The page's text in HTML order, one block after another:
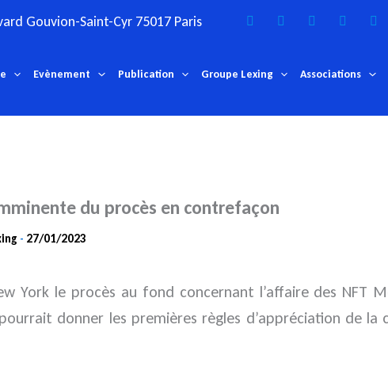
Gouvion-Saint-Cyr 75017 Paris
Evènement Publication Groupe Lexing Associations
du procès en contrefaçon
- 27/01/2023
York le procès au fond concernant l’affaire des NFT
donner les premières règles d’appréciation de la